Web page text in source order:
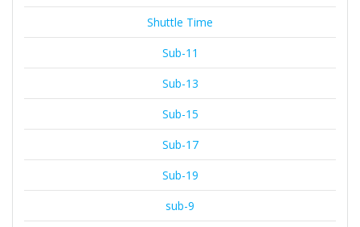
Shuttle Time
Sub-11
Sub-13
Sub-15
Sub-17
Sub-19
sub-9